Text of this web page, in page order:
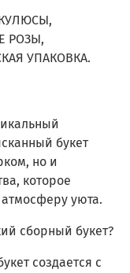
РОЗЫ,
УПАКОВКА.
букет
но и
которое
уюта.
сборный букет?
создается с